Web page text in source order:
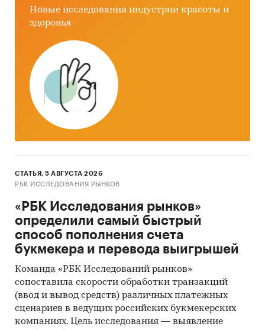
Новые исследования индустрии красоты и
здоровья
СТАТЬЯ, 5 АВГУСТА 2026
РБК ИССЛЕДОВАНИЯ РЫНКОВ
«РБК Исследования рынков»
определили самый быстрый
способ пополнения счета
букмекера и перевода выигрышей
Команда «РБК Исследований рынков»
сопоставила скорости обработки транзакций
(ввод и вывод средств) различных платежных
сценариев в ведущих российских букмекерских
компаниях. Цель исследования — выявление